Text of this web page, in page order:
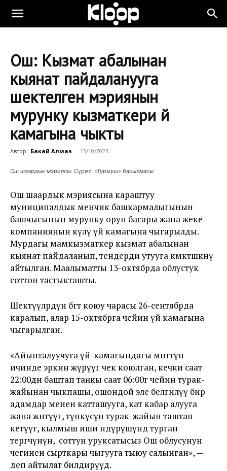
Ош: Кызмат абалынан
кыянат пайдаланууга
шектелген мэриянын
мурунку кызматкери үй
камагына чыкты
Автор: Бакай Алмаз - 13/10/2023
Ош шаардык мэриясы. Сүрөт: «Турмуш» басылмасы
Ош шаардык мэриясына караштуу
муниципалдык менчик башкармалыгынын
башчысынын мурунку орун басары жана жеке
компаниянын өкүлү үй камагына чыгарылды.
Мурдагы мамкызматкер кызмат абалынан
кыянат пайдаланып, тендерди утууга көмөктөшкөнү
айтылган. Маалыматты 13-октябрда облустук
соттон тастыкташты.
Шектүүлөрдүн бөгөт коюу чарасы 26-сентябрда
каралып, алар 15-октябрга чейин үй камагына
чыгарылган.
«Айыпталуучуга үй-камагындагы мөөнөттүн
ичинде эркин жүрүүгө чек коюлган, кечки саат
22:00дөн баштап таңкы саат 06:00гө чейин турак-
жайынан чыкпашы, ошондой эле белгилүү бир
адамдар менен катташууга, кат кабар алууга
жана жөнөтүүгө, түнкүсүн турак-жайын таштап
кетүүгө, кылмыш иши өндүрүшүндө турган
тергөөчүнүн, соттун уруксатысыз Ош облусунун
чегинен сырткары чыгууга тыюу салынган», —
деп айтылат билдирүүдө.